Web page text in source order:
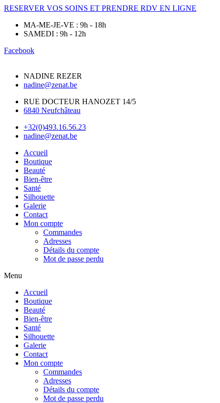
RESERVER VOS SOINS ET PRENDRE RDV EN LIGNE
MA-ME-JE-VE : 9h - 18h
SAMEDI : 9h - 12h
Facebook
NADINE REZER
nadine@zenat.be
RUE DOCTEUR HANOZET 14/5
6840 Neufchâteau
+32(0)493.16.56.23
nadine@zenat.be
Accueil
Boutique
Beauté
Bien-être
Santé
Silhouette
Galerie
Contact
Mon compte
Commandes
Adresses
Détails du compte
Mot de passe perdu
Menu
Accueil
Boutique
Beauté
Bien-être
Santé
Silhouette
Galerie
Contact
Mon compte
Commandes
Adresses
Détails du compte
Mot de passe perdu